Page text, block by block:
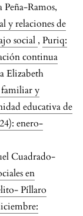
Ramos,
y relaciones de
social , Puriq:
continua
Elizabeth
y
educativa de
enero-
Cuadrado-
en
Píllaro